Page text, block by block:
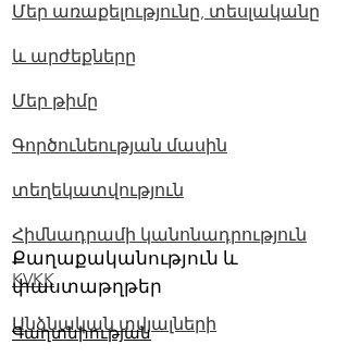
Մեր առաքելությունը, տեսլականը
և արժեքները
Մեր թիմը
Գործունեության մասին
տեղեկատվություն
Հիմնադրամի կանոնադրություն
KVKK
Անձնական տվյալների
Քաղաքականություն և
փաստաթղթեր
Գաղտնիության